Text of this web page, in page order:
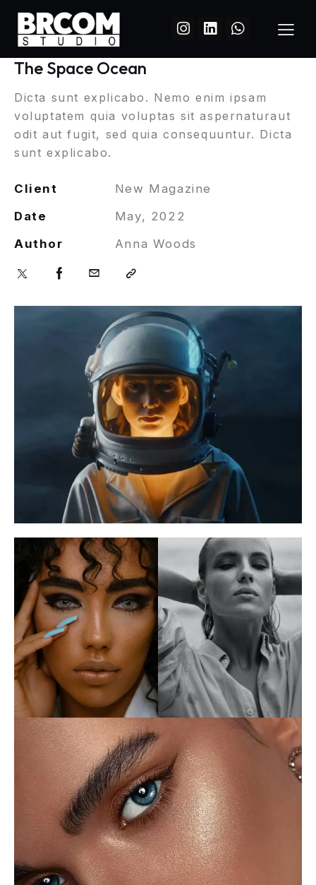
The Space Ocean
Dicta sunt explicabo. Nemo enim ipsam
voluptatem quia voluptas sit aspernaturaut
odit aut fugit, sed quia consequuntur. Dicta
sunt explicabo.
Client
New Magazine
Date
May, 2022
Author
Anna Woods